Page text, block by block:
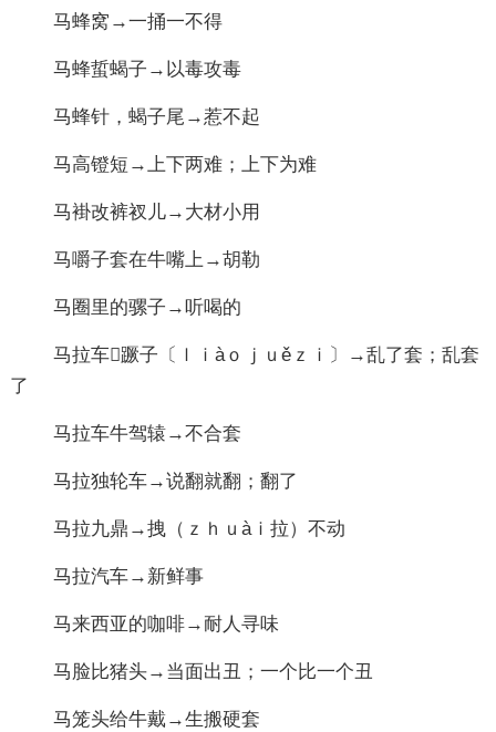
马蜂窝→一捅一不得
马蜂蜇蝎子→以毒攻毒
马蜂针，蝎子尾→惹不起
马高镫短→上下两难；上下为难
马褂改裤衩儿→大材小用
马嚼子套在牛嘴上→胡勒
马圈里的骡子→听喝的
马拉车蹶子〔ｌｉàｏｊｕěｚｉ〕→乱了套；乱套
了
马拉车牛驾辕→不合套
马拉独轮车→说翻就翻；翻了
马拉九鼎→拽（ｚｈｕàｉ拉）不动
马拉汽车→新鲜事
马来西亚的咖啡→耐人寻味
马脸比猪头→当面出丑；一个比一个丑
马笼头给牛戴→生搬硬套